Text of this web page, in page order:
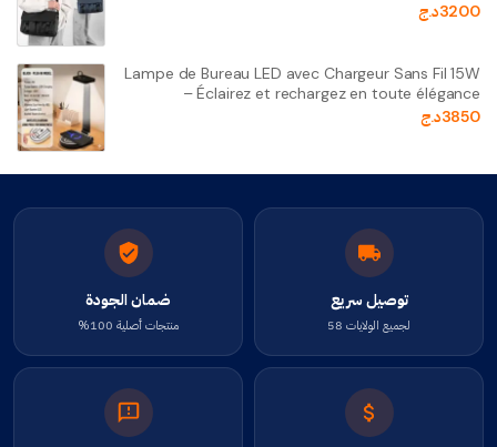
3200د.ج
Lampe de Bureau LED avec Chargeur Sans Fil 15W
– Éclairez et rechargez en toute élégance
3850د.ج
توصيل سريع
لجميع الولايات 58
ضمان الجودة
منتجات أصلية 100%